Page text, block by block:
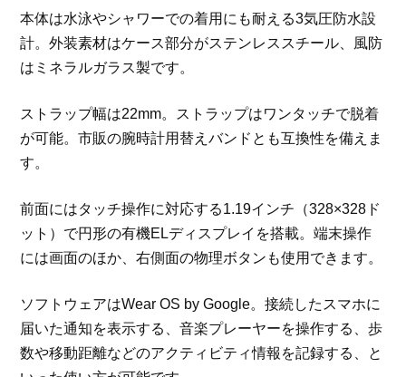
本体は水泳やシャワーでの着用にも耐える3気圧防水設
計。外装素材はケース部分がステンレススチール、風防
はミネラルガラス製です。
ストラップ幅は22mm。ストラップはワンタッチで脱着
が可能。市販の腕時計用替えバンドとも互換性を備えま
す。
前面にはタッチ操作に対応する1.19インチ（328×328ド
ット）で円形の有機ELディスプレイを搭載。端末操作
には画面のほか、右側面の物理ボタンも使用できます。
ソフトウェアはWear OS by Google。接続したスマホに
届いた通知を表示する、音楽プレーヤーを操作する、歩
数や移動距離などのアクティビティ情報を記録する、と